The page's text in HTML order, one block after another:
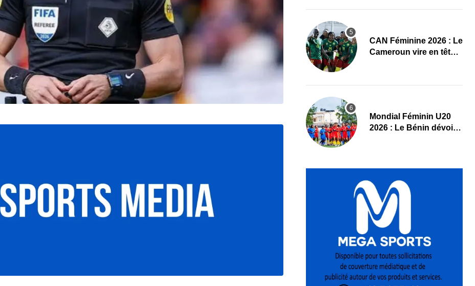
CAN Féminine 2026 : Le
Cameroun vire en tête
Mondial Féminin U20
2026 : Le Bénin dévoile